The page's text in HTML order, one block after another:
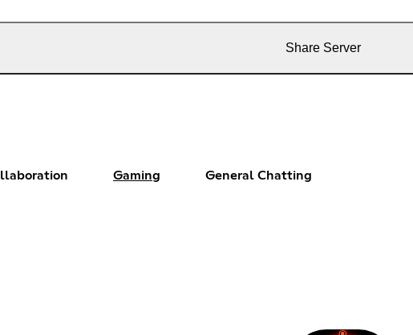
Share Server
Gaming General Chatting